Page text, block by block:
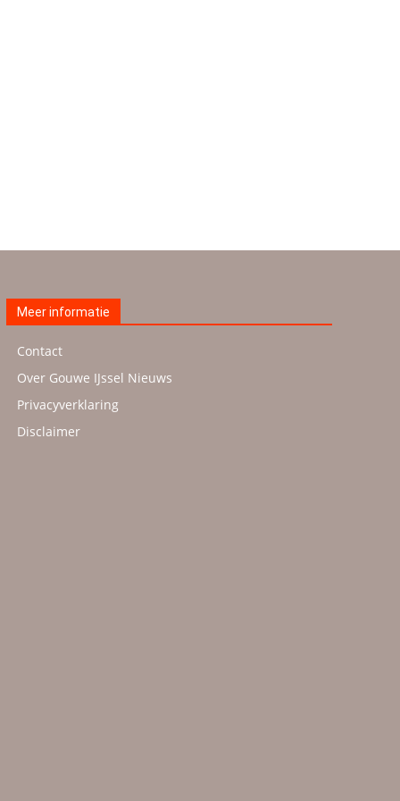
Meer informatie
Contact
Over Gouwe IJssel Nieuws
Privacyverklaring
Disclaimer